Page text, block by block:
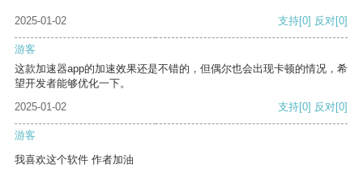
2025-01-02 支持[0] 反对[0]
游客
这款加速器app的加速效果还是不错的，但偶尔也会出现卡顿的情况，希
望开发者能够优化一下。
2025-01-02
支持[0] 反对[0]
游客
我喜欢这个软件 作者加油